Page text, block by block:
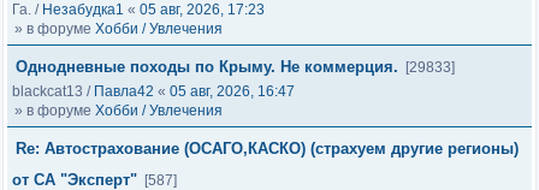
Га. / Незабудка1 « 05 авг, 2026, 17:23
» в форуме Хобби / Увлечения
Однодневные походы по Крыму. Не коммерция.
[29833]
blackcat13 / Павла42 « 05 авг, 2026, 16:47
» в форуме Хобби / Увлечения
Re: Автострахование (ОСАГО,КАСКО) (страхуем другие регионы)
от СА "Эксперт" [587]